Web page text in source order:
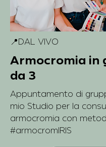
📍DAL VIVO
Armocromia in
da 3
Appuntamento di
mio Studio per la
armocromia con
#armocromIRIS